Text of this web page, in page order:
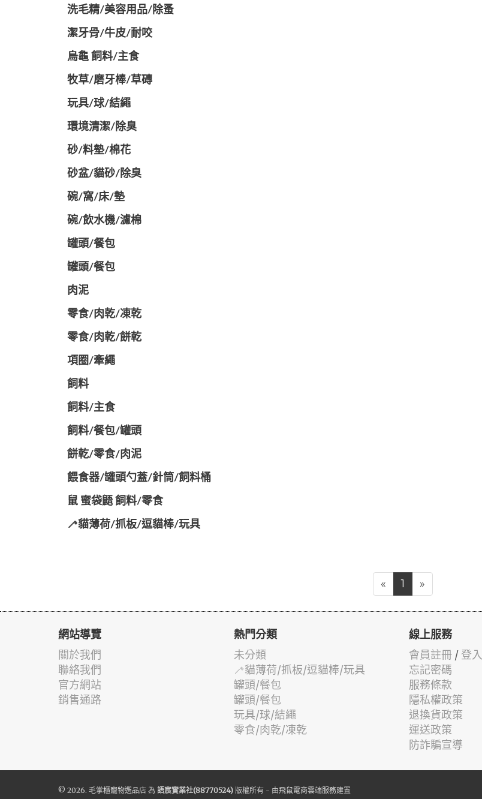
洗毛精/美容用品/除蚤
潔牙骨/牛皮/耐咬
烏龜 飼料/主食
牧草/磨牙棒/草磚
玩具/球/結繩
環境清潔/除臭
砂/料墊/棉花
砂盆/貓砂/除臭
碗/窩/床/墊
碗/飲水機/濾棉
罐頭/餐包
罐頭/餐包
肉泥
零食/肉乾/凍乾
零食/肉乾/餅乾
項圈/牽繩
飼料
飼料/主食
飼料/餐包/罐頭
餅乾/零食/肉泥
餵食器/罐頭勺蓋/針筒/飼料桶
鼠 蜜袋鼯 飼料/零食
🦯貓薄荷/抓板/逗貓棒/玩具
« 1 »
網站導覽
關於我們
聯絡我們
官方網站
銷售通路
熱門分類
未分類
🦯貓薄荷/抓板/逗貓棒/玩具
罐頭/餐包
罐頭/餐包
玩具/球/結繩
零食/肉乾/凍乾
線上服務
會員註冊 / 登入
忘記密碼
服務條款
隱私權政策
退換貨政策
運送政策
防詐騙宣導
© 2026. 毛掌櫃寵物選品店 為 語宸實業社(88770524) 版權所有 - 由飛鼠電商雲端服務建置